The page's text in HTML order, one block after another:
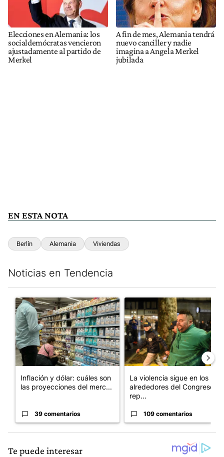
Elecciones en Alemania: los
socialdemócratas vencieron
ajustadamente al partido de
Merkel
A fin de mes, Alemania tendrá
nuevo canciller y nadie
imagina a Angela Merkel
jubilada
EN ESTA NOTA
Berlín Alemania Viviendas
Noticias en Tendencia
Un artículo de tendencia con el título "Inflación y dólar: cuáles
Inflación y dólar: cuáles son
las proyecciones del merc...
39 comentarios
Un artículo de tendencia con
La violencia sigue en los
alrededores del Congreso:
rep...
109 comentarios